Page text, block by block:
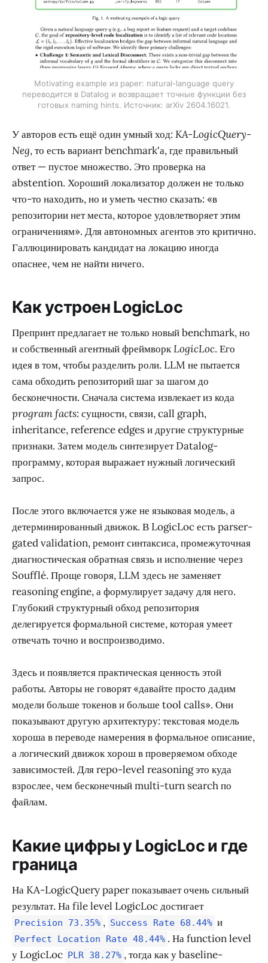
Motivating example из paper: natural-language query
переводится в Datalog и возвращает точные функции без
готовых naming hints. Источник: arXiv 2604.16021.
У авторов есть ещё один умный ход: KA-LogicQuery-
Neg, то есть вариант benchmark'а, где правильный
ответ — пустое множество. Это проверка на
abstention. Хороший локализатор должен не только
что-то находить, но и уметь честно сказать: «в
репозитории нет места, которое удовлетворяет этим
ограничениям». Для автономных агентов это критично.
Галлюцинировать кандидат на локацию иногда
опаснее, чем не найти ничего.
Как устроен LogicLoc
Препринт предлагает не только новый benchmark, но
и собственный агентный фреймворкLogicLoc. Его
идея в том, чтобы разделить роли. LLM не пытается
сама обходить репозиторий шаг за шагом до
бесконечности. Сначала система извлекает из кода
program facts: сущности, связи, call graph,
inheritance, reference edges и другие структурные
признаки. Затем модель синтезирует Datalog-
программу, которая выражает нужный логический
запрос.
После этого включается уже не языковая модель, а
детерминированный движок. В LogicLoc есть parser-
gated validation, ремонт синтаксиса, промежуточная
диагностическая обратная связь и исполнение через
Soufflé. Проще говоря, LLM здесь не заменяет
reasoning engine, а формулирует задачу для него.
Глубокий структурный обход репозитория
делегируется формальной системе, которая умеет
отвечать точно и воспроизводимо.
Здесь и появляется практическая ценность этой
работы. Авторы не говорят «давайте просто дадим
модели больше токенов и больше tool calls». Они
показывают другую архитектуру: текстовая модель
хороша в переводе намерения в формальное описание,
а логический движок хорош в проверяемом обходе
зависимостей. Для repo-level reasoning это куда
взрослее, чем бесконечный multi-turn search по
файлам.
Какие цифры у LogicLoc и где
граница
На KA-LogicQuery paper показывает очень сильный
результат. На file level LogicLoc достигает
Precision 73.35% , Success Rate 68.44% и
Perfect Location Rate 48.44% . На function level
у LogicLoc PLR 38.27% , тогда как у baseline-